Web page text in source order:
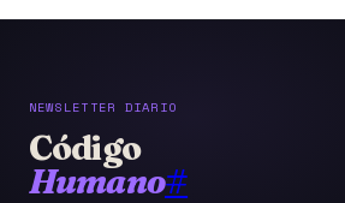
NEWSLETTER DIARIO
Código
Humano#